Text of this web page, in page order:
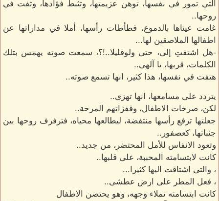
التي تمور في نفسها، توهن عزيمتها، وتثبط فؤادها، وتفت في
روحها..
غامت عيناها بالدموع، فطأطات رأسها، أملا في مداراتها عن
اطفالها الملاصقين لها...
-هل اشتقتِ إلى، حتى ولوقليلا..!؟، سمعت صوته يهمس بتلك
الكلمات، قربها، يا آلهى..
هتفت في نفسها، هذا كثير، انها تسمع صوته..
يتردد على مسامعها، انها تهزى..
لكن، صرخات الاطفال، وقفزاتهم المرحة..
جعلتها ترفع رأسها منتفضة، ليطالعها محياه، فترفرف روحها بين
جنباتها، كعصفور..
وتعود الانفاس للأمل المحتضر، من جديد..
كانت لابتسامته المحببة، على قلبها..
، والتى اشتاقت اليها كثيرا...
، فعل المطر على ارض عطشى..
كانت ابتسامته تملاء وجهه، وهو يحتضن الاطفال